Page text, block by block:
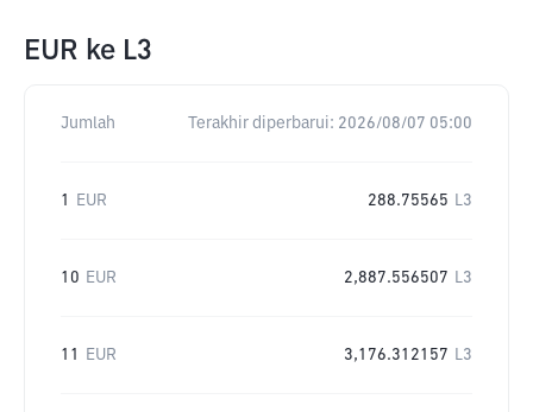
EUR ke L3
Jumlah Terakhir diperbarui: 2026/08/07 05:00
1 EUR 288.75565 L3
10 EUR 2,887.556507 L3
11 EUR 3,176.312157 L3